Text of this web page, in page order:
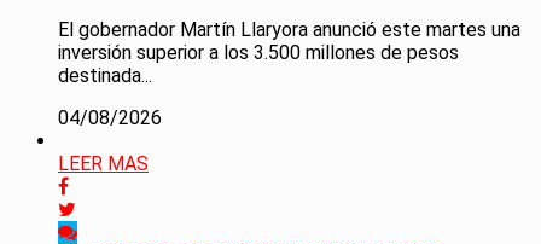
El gobernador Martín Llaryora anunció este martes una
inversión superior a los 3.500 millones de pesos
destinada...
04/08/2026
LEER MAS